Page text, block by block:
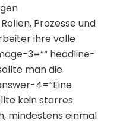
Prozesse und
ihre volle
3=““ headline-
man die
4=“Eine
kein starres
mindestens einmal